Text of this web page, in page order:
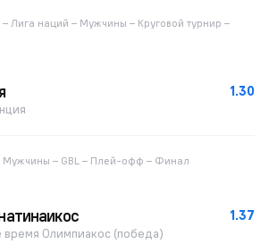
Лига наций – Мужчины – Круговой турнир –
1.30
Мужчины – GBL – Плей-офф – Финал
1.37
время Олимпиакос (победа)